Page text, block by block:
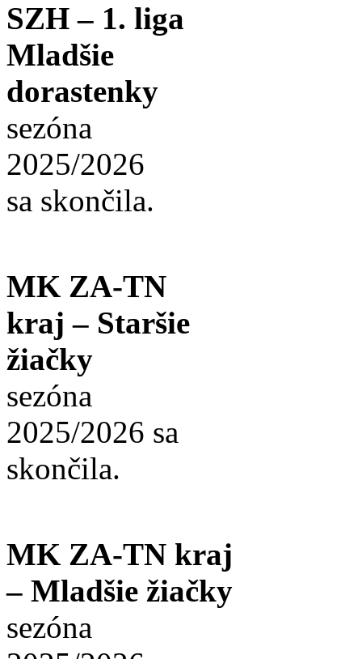
SZH – 1. liga
Mladšie
dorastenky
sezóna
2025/2026
sa skončila.
MK ZA-TN
kraj – Staršie
žiačky
sezóna
2025/2026 sa
skončila.
MK ZA-TN kraj
– Mladšie žiačky
sezóna